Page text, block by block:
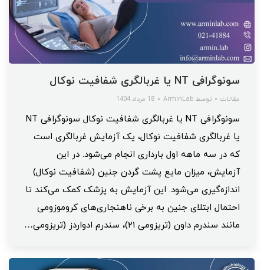
سونوگرافی NT یا غربالگری شفافیت نوکال
مقالات توسط ArminLab 18 مرداد 1404
سونوگرافی NT یا غربالگری شفافیت نوکال سونوگرافی NT
یا غربالگری شفافیت نوکال، یک آزمایش غربالگری است
که در سه ماهه اول بارداری انجام می‌شود. در این
آزمایش، میزان مایع پشت گردن جنین (شفافیت نوکال)
اندازه‌گیری می‌شود. این آزمایش به پزشک کمک می‌کند تا
احتمال ابتلای جنین به برخی ناهنجاری‌های کروموزومی
مانند سندرم داون (تریزومی ۲۱)، سندرم ادواردز (تریزومی…